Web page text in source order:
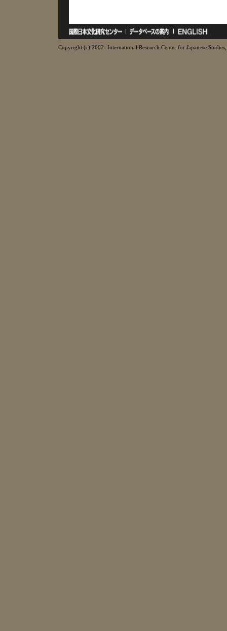
Copyright (c) 2002- International Research Center for Japanese